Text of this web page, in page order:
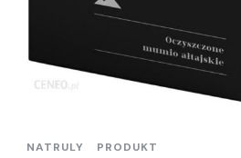
NATRULY PRODUKT